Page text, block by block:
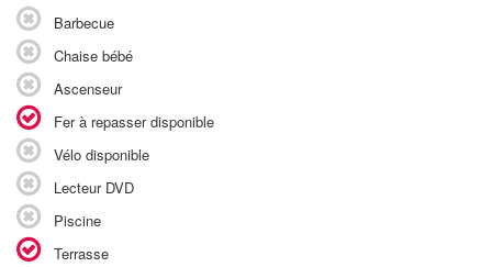
Barbecue
Chaise bébé
Ascenseur
Fer à repasser disponible
Vélo disponible
Lecteur DVD
Piscine
Terrasse